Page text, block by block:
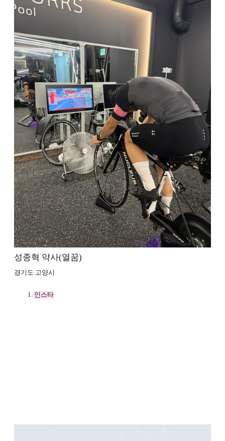
성종혁 약사(열꿈)
경기도 고양시
인스타